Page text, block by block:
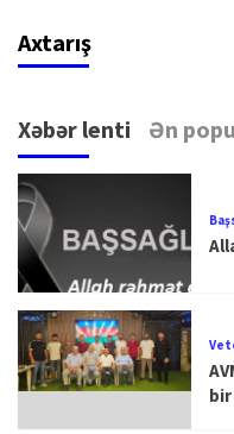
Axtarış
Xəbər lenti Ən